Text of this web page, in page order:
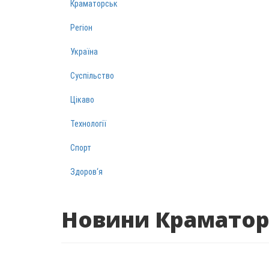
Краматорськ
Регіон
Україна
Суспільство
Цікаво
Технології
Спорт
Здоров‘я
Новини